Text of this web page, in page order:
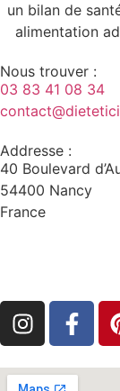
un bilan de
alimentation
Nous trouver :
03 83 41 08 34
Addresse :
40 Boulevard
54400 Nancy
France